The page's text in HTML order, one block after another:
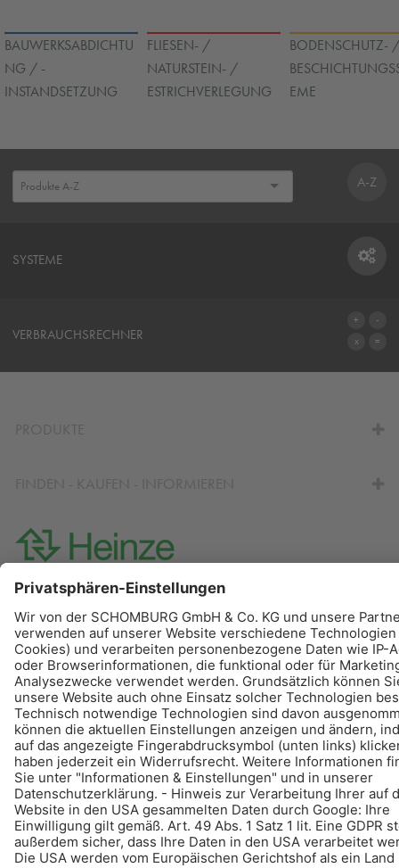
BAUWERKSABDICHTU
NG / -
INSTANDSETZUNG
FLIESEN- /
NATURSTEIN- /
ESTRICHVERLEGUNG
BODENSCHUTZ- /
EME
A-Z
SYSTEME
VERBRAUCHSRECHNER
© Schomburg.Impressum|Datenschutz|Datenschutzpflichtinformation
Gestaltung & Realisation +| LOUIS INTERNET